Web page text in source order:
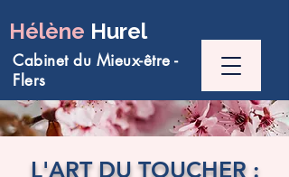
Hélène Hurel
Cabinet du Mieux-être -
Flers
L'ART DU TOUCHER :